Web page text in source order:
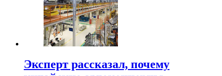
Эксперт рассказал, почему